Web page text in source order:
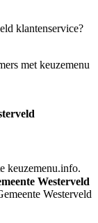
klantenservice?
met keuzemenu
keuzemenu.info.
Westerveld
Westerveld